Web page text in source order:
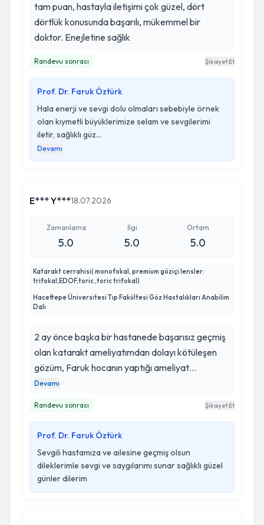
tam puan, hastayla iletişimi çok güzel, dört
dörtlük konusunda başarılı, mükemmel bir
doktor. Enejletine sağlık
Randevu sonrası Şikayet Et
Prof. Dr. Faruk Öztürk
Hala enerji ve sevgi dolu olmaları sebebiyle örnek
olan kıymetli büyüklerimize selam ve sevgilerimi
iletir, sağlıklı güz...
Devamı
E*** Y***18.07.2026
Zamanlama
5.0
İlgi
5.0
Ortam
5.0
Katarakt cerrahisi( monofokal, premium göziçi lensler:
trifokal,EDOF,toric ,toric trifokal)
Hacettepe Üniversitesi Tıp Fakültesi Göz Hastalıkları Anabilim
Dalı
2 ay önce başka bir hastanede başarısız geçmiş
olan katarakt ameliyatımdan dolayı kötüleşen
gözüm, Faruk hocanın yaptığı ameliyat
sonrasında düzeldi. Faruk hoca alanında uzman,
Devamı
Randevu sonrası Şikayet Et
Prof. Dr. Faruk Öztürk
Sevgili hastamıza ve ailesine geçmiş olsun
dileklerimle sevgi ve saygılarımı sunar sağlıklı güzel
günler dilerim